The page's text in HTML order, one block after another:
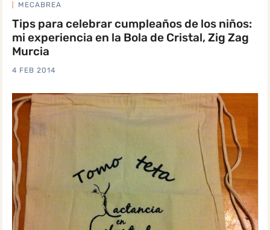
MECABREA
Tips para celebrar cumpleaños de los niños:
mi experiencia en la Bola de Cristal, Zig Zag
Murcia
4 FEB 2014